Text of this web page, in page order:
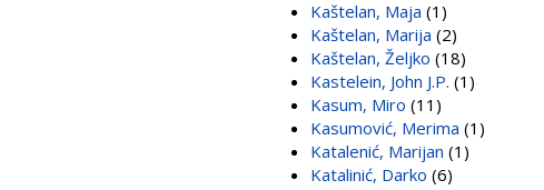
Kaštelan, Maja (1)
Kaštelan, Marija (2)
Kaštelan, Željko (18)
Kastelein, John J.P. (1)
Kasum, Miro (11)
Kasumović, Merima (1)
Katalenić, Marijan (1)
Katalinić, Darko (6)